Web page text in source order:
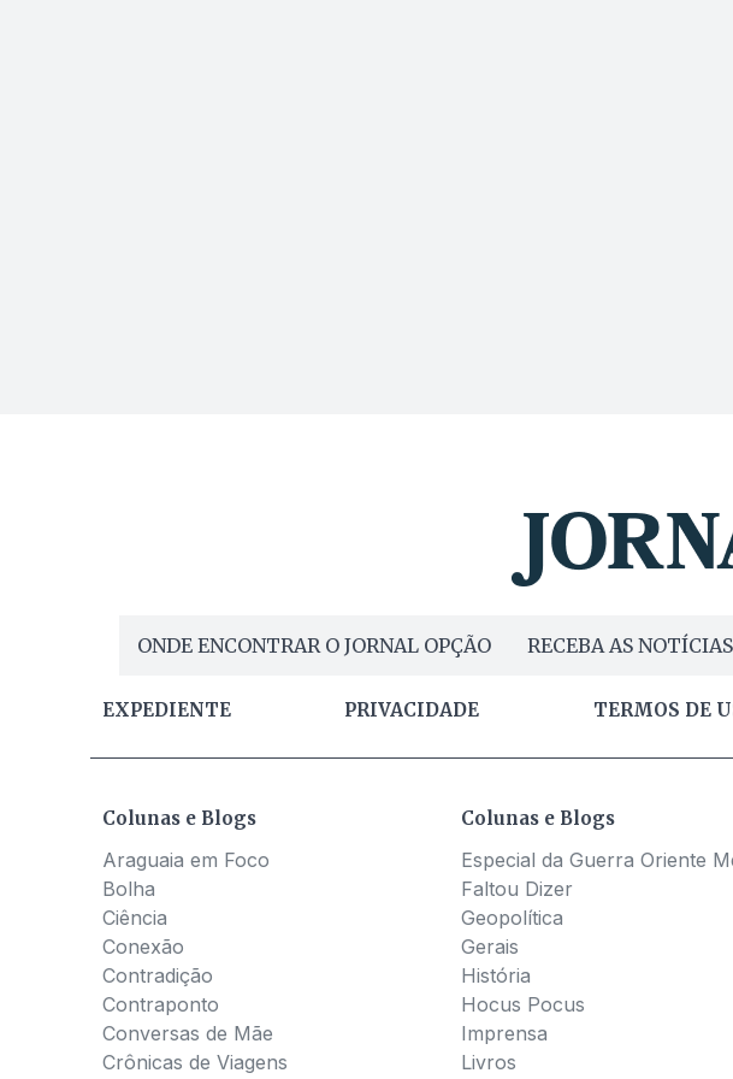
ONDE ENCONTRAR O JORNAL OPÇÃO RECEBA AS
EXPEDIENTE PRIVACIDADE TERMOS DE
Colunas e Blogs
Araguaia em Foco
Bolha
Ciência
Conexão
Contradição
Contraponto
Conversas de Mãe
Crônicas de Viagens
Colunas e Blogs
Especial da Guerra Oriente
Faltou Dizer
Geopolítica
Gerais
História
Hocus Pocus
Imprensa
Livros